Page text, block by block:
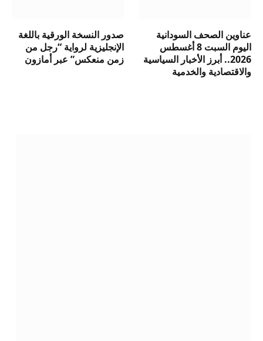
عناوين الصحف السودانية
اليوم السبت 8 أغسطس
2026.. أبرز الأخبار السياسية
والاقتصادية والخدمية
صدور النسخة الورقية باللغة
الإنجليزية لرواية “رجل من
زمن منعكس” عبر أمازون